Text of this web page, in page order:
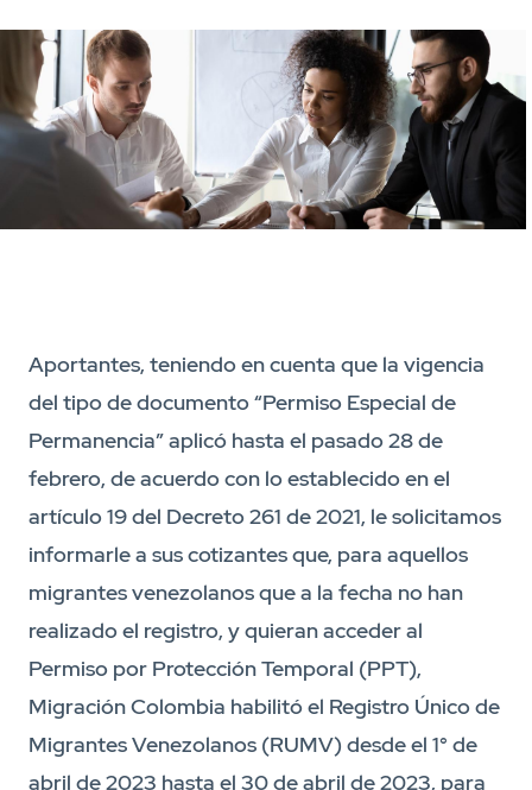
Aportantes, teniendo en cuenta que la vigencia
del tipo de documento “Permiso Especial de
Permanencia” aplicó hasta el pasado 28 de
febrero, de acuerdo con lo establecido en el
artículo 19 del Decreto 261 de 2021, le solicitamos
informarle a sus cotizantes que, para aquellos
migrantes venezolanos que a la fecha no han
realizado el registro, y quieran acceder al
Permiso por Protección Temporal (PPT),
Migración Colombia habilitó el Registro Único de
Migrantes Venezolanos (RUMV) desde el 1° de
abril de 2023 hasta el 30 de abril de 2023, para